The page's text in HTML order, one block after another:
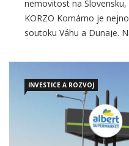
soutoku Váhu a Dunaje.
sousedství prodejny
plocha retail parku je